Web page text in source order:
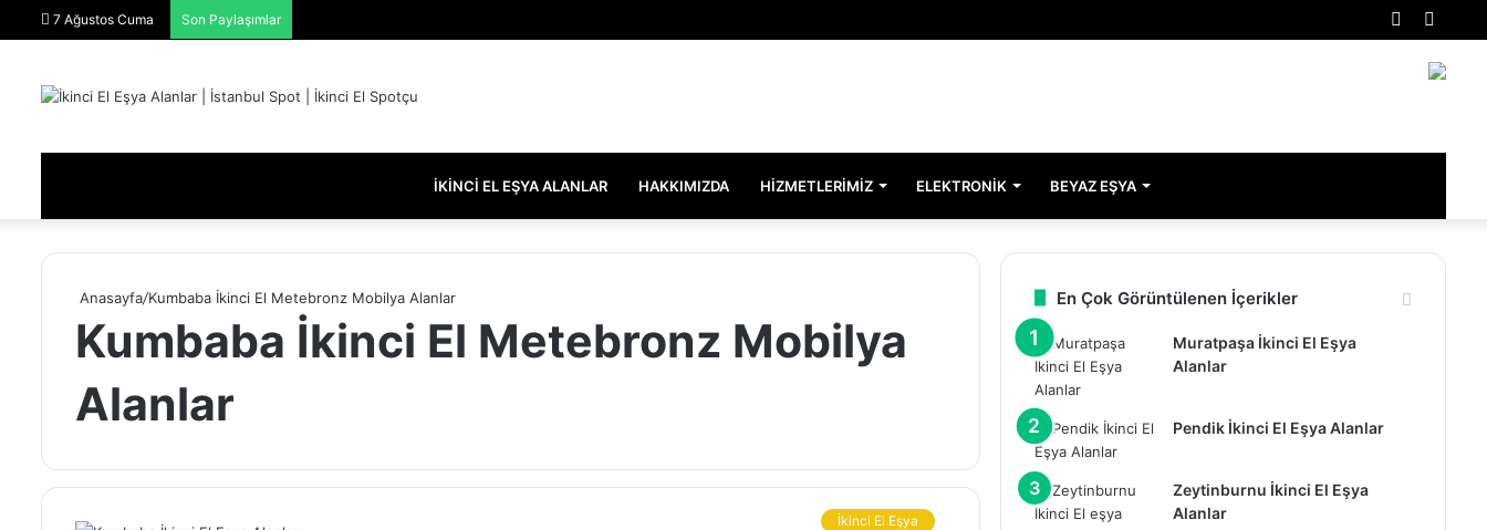
7 Ağustos Cuma Son Paylaşımlar
Rastgele
Makale
İKINCI EL EŞYA ALANLAR HAKKIMIZDA HIZMETLERIMIZ ELEKTRONIK BEYAZ EŞYA
Anasayfa/Kumbaba İkinci El Metebronz Mobilya Alanlar
Kumbaba İkinci El Metebronz Mobilya
Alanlar
İkinci El Eşya
En Çok Görüntülenen İçerikler
Muratpaşa İkinci El Eşya
Alanlar
Pendik İkinci El Eşya Alanlar
Zeytinburnu İkinci El Eşya
Alanlar